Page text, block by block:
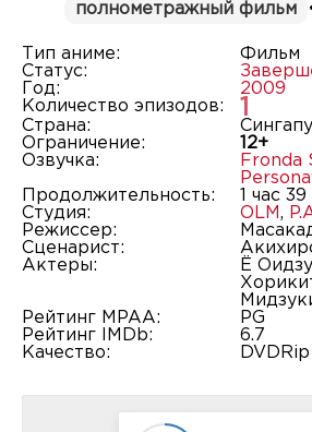
полнометражный фильм
Тип аниме:
Фильм
Статус:
Год:
2009
Количество эпизодов:
1
Страна:
Ограничение:
12+
Озвучка:
Fronda
Продолжительность:
1 час
Студия:
OLM ,
Режиссер:
Сценарист:
Актеры:
Ё
Рейтинг MPAA:
PG
Рейтинг IMDb:
6.7
Качество:
DVDRip